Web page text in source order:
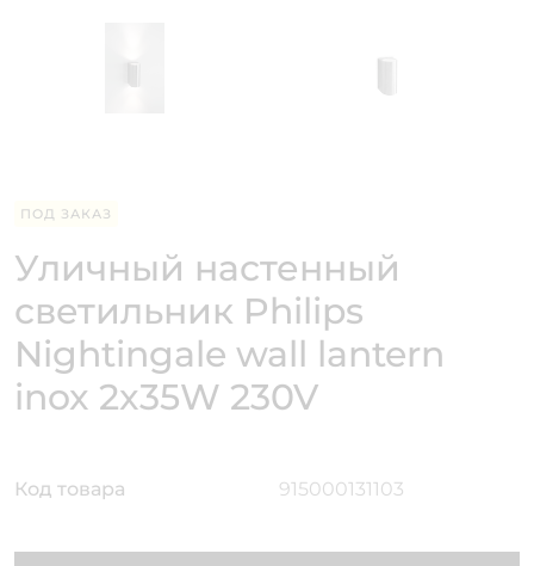
ПОД ЗАКАЗ
Уличный настенный
светильник Philips
Nightingale wall lantern
inox 2x35W 230V
Код товара 915000131103